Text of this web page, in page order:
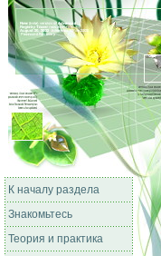
К началу раздела
Знакомьтесь
Теория и практика